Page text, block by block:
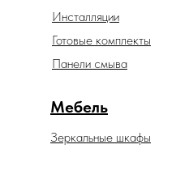
Зеркальные шкафы
Мебель
Инсталляции
Готовые комплекты
Панели смыва